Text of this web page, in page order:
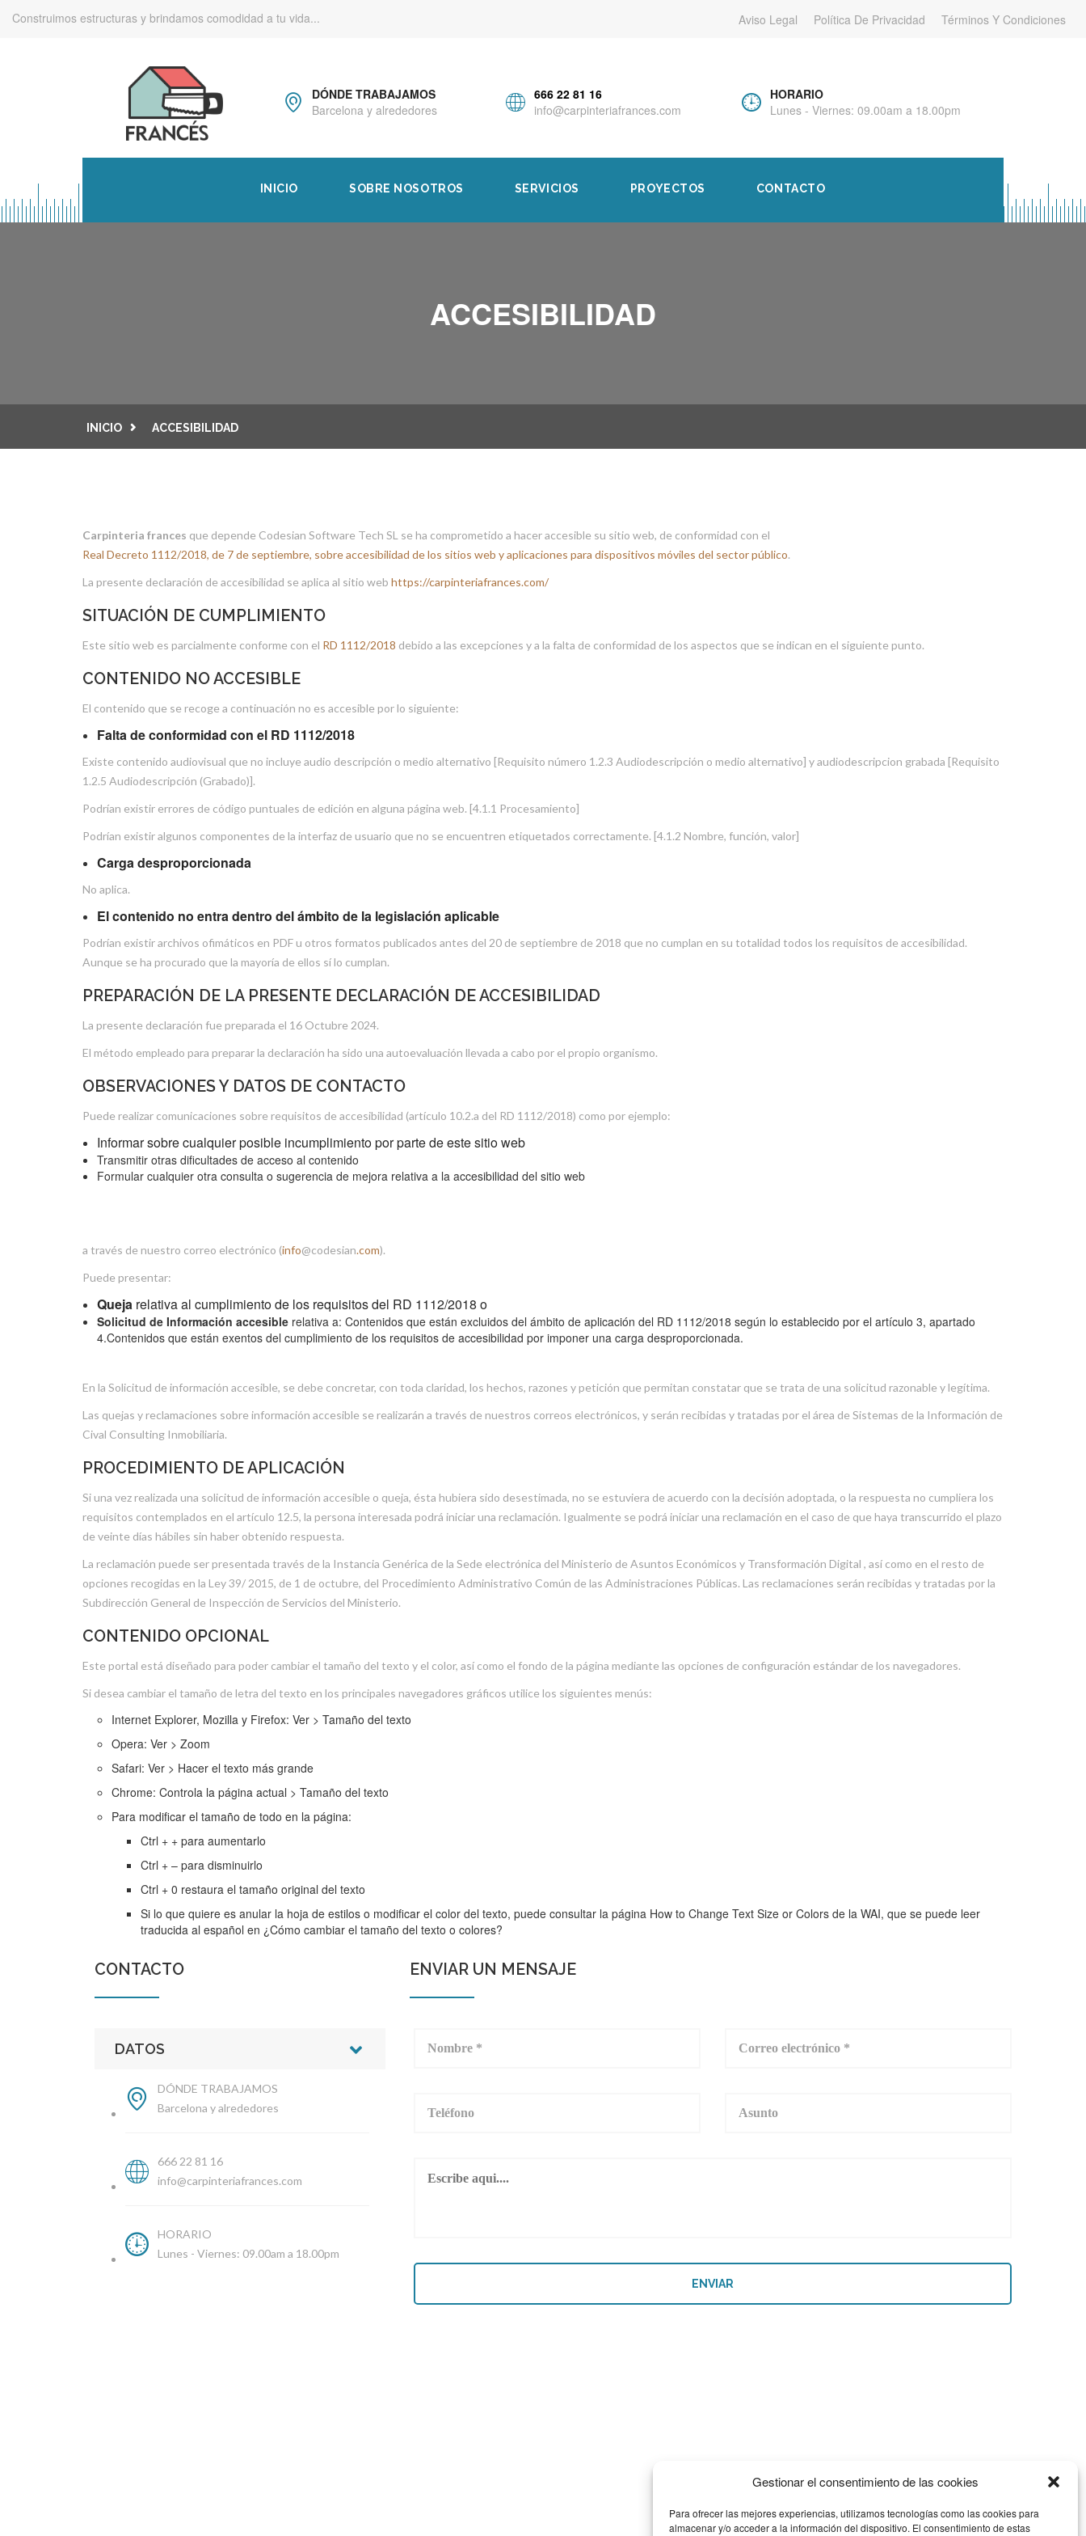
Gestionar el consentimiento de las cookies
Para ofrecer las mejores experiencias, utilizamos tecnologías como las cookies para
almacenar y/o acceder a la información del dispositivo. El consentimiento de estas
Construimos estructuras y brindamos comodidad a tu vida... Aviso Legal Política De Privacidad Términos Y Condiciones
DÓNDE TRABAJAMOS
Barcelona y alrededores
666 22 81 16
info@carpinteriafrances.com
HORARIO
Lunes - Viernes: 09.00am a 18.00pm
INICIO SOBRE NOSOTROS SERVICIOS PROYECTOS CONTACTO
ACCESIBILIDAD
INICIO ACCESIBILIDAD
Carpinteria frances que depende Codesian Software Tech SL se ha comprometido a hacer accesible su sitio web, de conformidad con el
Real Decreto 1112/2018, de 7 de septiembre, sobre accesibilidad de los sitios web y aplicaciones para dispositivos móviles del sector público.
La presente declaración de accesibilidad se aplica al sitio web https://carpinteriafrances.com/
SITUACIÓN DE CUMPLIMIENTO
Este sitio web es parcialmente conforme con el RD 1112/2018 debido a las excepciones y a la falta de conformidad de los aspectos que se indican en el siguiente punto.
CONTENIDO NO ACCESIBLE
El contenido que se recoge a continuación no es accesible por lo siguiente:
Falta de conformidad con el RD 1112/2018
Existe contenido audiovisual que no incluye audio descripción o medio alternativo [Requisito número 1.2.3 Audiodescripción o medio alternativo] y audiodescripcion grabada [Requisito
1.2.5 Audiodescripción (Grabado)].
Podrían existir errores de código puntuales de edición en alguna página web. [4.1.1 Procesamiento]
Podrían existir algunos componentes de la interfaz de usuario que no se encuentren etiquetados correctamente. [4.1.2 Nombre, función, valor]
Carga desproporcionada
No aplica.
El contenido no entra dentro del ámbito de la legislación aplicable
Podrían existir archivos ofimáticos en PDF u otros formatos publicados antes del 20 de septiembre de 2018 que no cumplan en su totalidad todos los requisitos de accesibilidad.
Aunque se ha procurado que la mayoría de ellos sí lo cumplan.
PREPARACIÓN DE LA PRESENTE DECLARACIÓN DE ACCESIBILIDAD
La presente declaración fue preparada el 16 Octubre 2024.
El método empleado para preparar la declaración ha sido una autoevaluación llevada a cabo por el propio organismo.
OBSERVACIONES Y DATOS DE CONTACTO
Puede realizar comunicaciones sobre requisitos de accesibilidad (artículo 10.2.a del RD 1112/2018) como por ejemplo:
Informar sobre cualquier posible incumplimiento por parte de este sitio web
Transmitir otras dificultades de acceso al contenido
Formular cualquier otra consulta o sugerencia de mejora relativa a la accesibilidad del sitio web
a través de nuestro correo electrónico (info@codesian.com).
Puede presentar:
Queja relativa al cumplimiento de los requisitos del RD 1112/2018 o
Solicitud de Información accesible relativa a: Contenidos que están excluidos del ámbito de aplicación del RD 1112/2018 según lo establecido por el artículo 3, apartado
4.Contenidos que están exentos del cumplimiento de los requisitos de accesibilidad por imponer una carga desproporcionada.
En la Solicitud de información accesible, se debe concretar, con toda claridad, los hechos, razones y petición que permitan constatar que se trata de una solicitud razonable y legítima.
Las quejas y reclamaciones sobre información accesible se realizarán a través de nuestros correos electrónicos, y serán recibidas y tratadas por el área de Sistemas de la Información de
Cival Consulting Inmobiliaria.
PROCEDIMIENTO DE APLICACIÓN
Si una vez realizada una solicitud de información accesible o queja, ésta hubiera sido desestimada, no se estuviera de acuerdo con la decisión adoptada, o la respuesta no cumpliera los
requisitos contemplados en el artículo 12.5, la persona interesada podrá iniciar una reclamación. Igualmente se podrá iniciar una reclamación en el caso de que haya transcurrido el plazo
de veinte días hábiles sin haber obtenido respuesta.
La reclamación puede ser presentada través de la Instancia Genérica de la Sede electrónica del Ministerio de Asuntos Económicos y Transformación Digital , así como en el resto de
opciones recogidas en la Ley 39/ 2015, de 1 de octubre, del Procedimiento Administrativo Común de las Administraciones Públicas. Las reclamaciones serán recibidas y tratadas por la
Subdirección General de Inspección de Servicios del Ministerio.
CONTENIDO OPCIONAL
Este portal está diseñado para poder cambiar el tamaño del texto y el color, así como el fondo de la página mediante las opciones de configuración estándar de los navegadores.
Si desea cambiar el tamaño de letra del texto en los principales navegadores gráficos utilice los siguientes menús:
Internet Explorer, Mozilla y Firefox: Ver > Tamaño del texto
Opera: Ver > Zoom
Safari: Ver > Hacer el texto más grande
Chrome: Controla la página actual > Tamaño del texto
Para modificar el tamaño de todo en la página:
Ctrl + + para aumentarlo
Ctrl + – para disminuirlo
Ctrl + 0 restaura el tamaño original del texto
Si lo que quiere es anular la hoja de estilos o modificar el color del texto, puede consultar la página How to Change Text Size or Colors de la WAI, que se puede leer
traducida al español en ¿Cómo cambiar el tamaño del texto o colores?
CONTACTO
DATOS
DÓNDE TRABAJAMOS
Barcelona y alrededores
666 22 81 16
info@carpinteriafrances.com
HORARIO
Lunes - Viernes: 09.00am a 18.00pm
ENVIAR UN MENSAJE